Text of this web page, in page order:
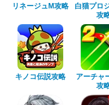
リネージュM攻略
白猫プロ
攻
キノコ伝説攻略
アーチャ
攻